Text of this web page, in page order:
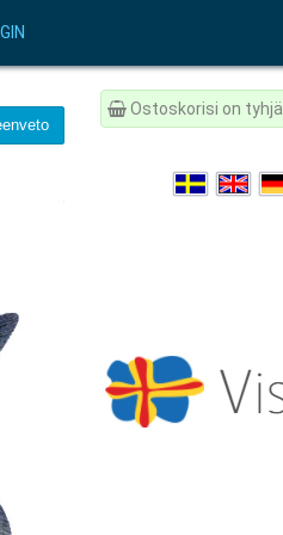
Ostoskorisi on tyhjä.